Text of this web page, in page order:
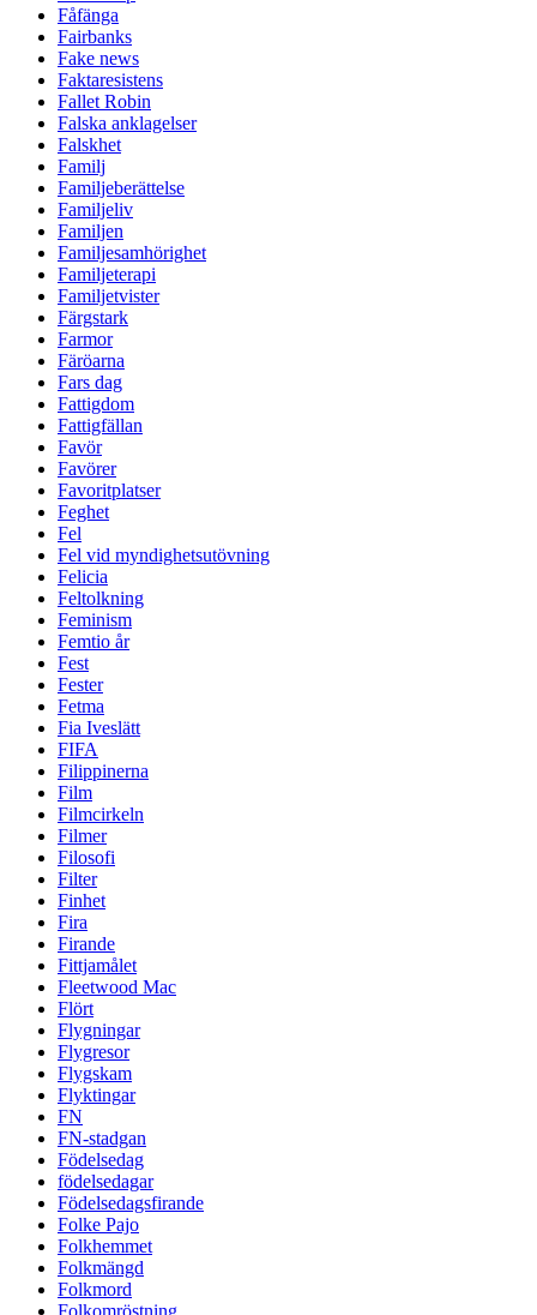
Fåfänga
Fairbanks
Fake news
Faktaresistens
Fallet Robin
Falska anklagelser
Falskhet
Familj
Familjeberättelse
Familjeliv
Familjen
Familjesamhörighet
Familjeterapi
Familjetvister
Färgstark
Farmor
Färöarna
Fars dag
Fattigdom
Fattigfällan
Favör
Favörer
Favoritplatser
Feghet
Fel
Fel vid myndighetsutövning
Felicia
Feltolkning
Feminism
Femtio år
Fest
Fester
Fetma
Fia Iveslätt
FIFA
Filippinerna
Film
Filmcirkeln
Filmer
Filosofi
Filter
Finhet
Fira
Firande
Fittjamålet
Fleetwood Mac
Flört
Flygningar
Flygresor
Flygskam
Flyktingar
FN
FN-stadgan
Födelsedag
födelsedagar
Födelsedagsfirande
Folke Pajo
Folkhemmet
Folkmängd
Folkmord
Folkomröstning